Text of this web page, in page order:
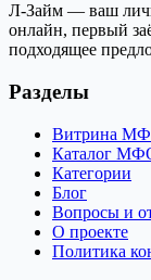
Л-Займ — ваш
онлайн, первый
подходящее
Разделы
Витрина
Каталог
Категории
Блог
Вопросы и
О проекте
Политика